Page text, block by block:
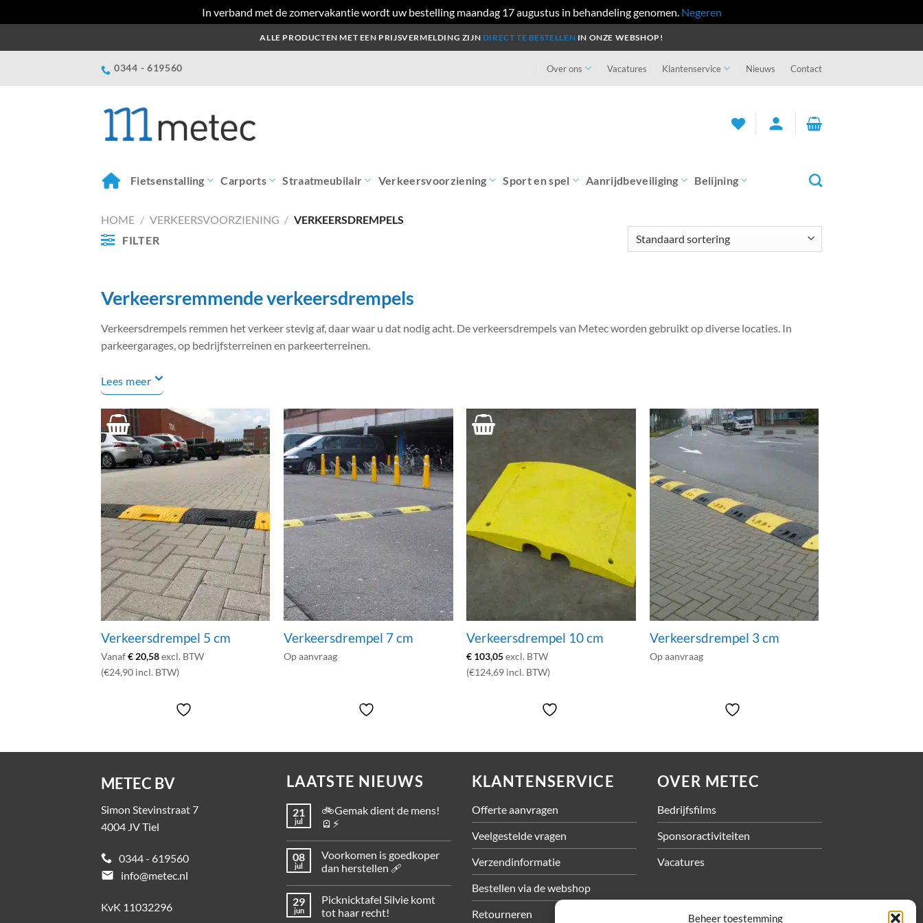
Beheer toestemming
In verband met de zomervakantie wordt uw bestelling maandag 17 augustus in behandeling genomen. Negeren
naar
ALLE PRODUCTEN MET EEN PRIJSVERMELDING ZIJN DIRECT TE BESTELLEN IN ONZE WEBSHOP!
0344 - 619560 Over ons Vacatures Klantenservice Nieuws Contact
person
Fietsenstalling Carports Straatmeubilair Verkeersvoorziening Sport en spel Aanrijdbeveiliging Belijning
HOME / VERKEERSVOORZIENING / VERKEERSDREMPELS
FILTER
Verkeersremmende verkeersdrempels
Verkeersdrempels remmen het verkeer stevig af, daar waar u dat nodig acht. De verkeersdrempels van Metec worden gebruikt op diverse locaties. In
parkeergarages, op bedrijfsterreinen en parkeerterreinen.
Lees meer
Verkeersdrempel 5 cm
Vanaf€20,58excl. BTW
(€24,90 incl. BTW)
Verkeersdrempel 7 cm
Op aanvraag
Verkeersdrempel 10 cm
€ 103,05excl. BTW
(€124,69 incl. BTW)
Verkeersdrempel 3 cm
Op aanvraag
METEC BV
Simon Stevinstraat 7
4004 JV Tiel
0344 - 619560
email
info@metec.nl
KvK 11032296
LAATSTE NIEUWS
21
jul
🚲Gemak dient de mens!
🪫⚡
08
jul
Voorkomen is goedkoper
dan herstellen 🩹
29
jun
Picknicktafel Silvie komt
tot haar recht!
KLANTENSERVICE
Offerte aanvragen
Veelgestelde vragen
Verzendinformatie
Bestellen via de webshop
Retourneren
OVER METEC
Bedrijfsfilms
Sponsoractiviteiten
Vacatures